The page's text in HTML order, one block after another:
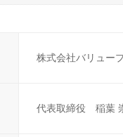
株式会社バリュー
代表取締役 稲葉